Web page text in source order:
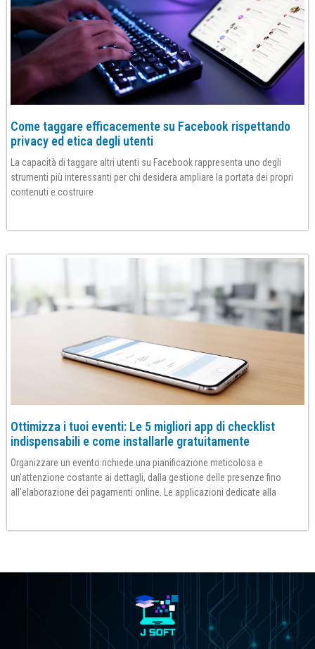
Come taggare efficacemente su Facebook rispettando
privacy ed etica degli utenti
La capacità di taggare altri utenti su Facebook rappresenta uno degli
strumenti più interessanti per chi desidera ampliare la portata dei propri
contenuti e costruire
Ottimizza i tuoi eventi: Le 5 migliori app di checklist
indispensabili e come installarle gratuitamente
Organizzare un evento richiede una pianificazione meticolosa e
un'attenzione costante ai dettagli, dalla gestione delle presenze fino
all'elaborazione dei pagamenti online. Le applicazioni dedicate alla